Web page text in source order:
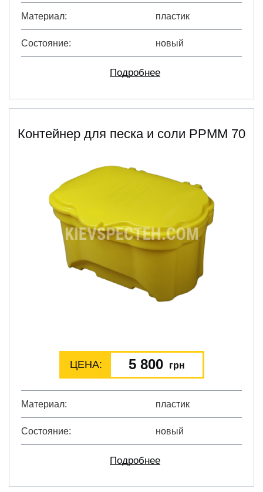
Материал пластик
Состояние новый
Подробнее
Контейнер для песка и соли PPMM 70
ЦЕНА: 5 800 грн
Материал пластик
Состояние новый
Подробнее